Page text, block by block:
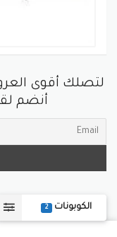
الكوبونات 2
لتصلك أقوى
أنضم